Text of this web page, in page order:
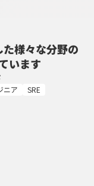
様々な分野の
います
ニア SRE